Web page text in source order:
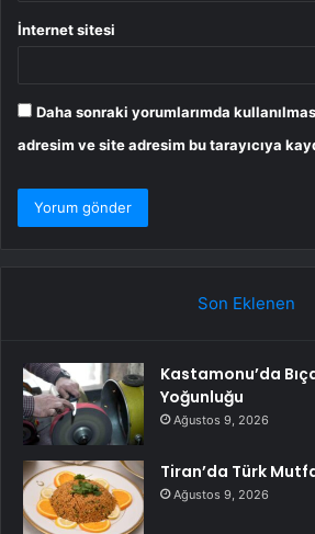
İnternet sitesi
Daha sonraki yorumlarımda
adresim ve site adresim bu tarayıcıya
Son Eklenen
Kastamonu’da
Yoğunluğu
Ağustos 9, 2026
Tiran’da Türk
Ağustos 9, 2026